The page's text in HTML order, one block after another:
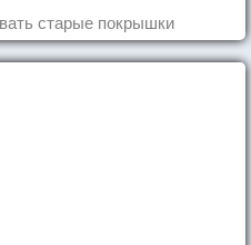
старые покрышки